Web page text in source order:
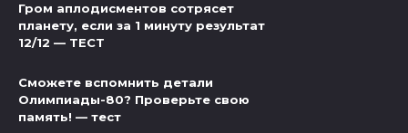
Гром аплодисментов сотрясет
планету, если за 1 минуту результат
12/12 — ТЕСТ
Сможете вспомнить детали
Олимпиады-80? Проверьте свою
память! — тест